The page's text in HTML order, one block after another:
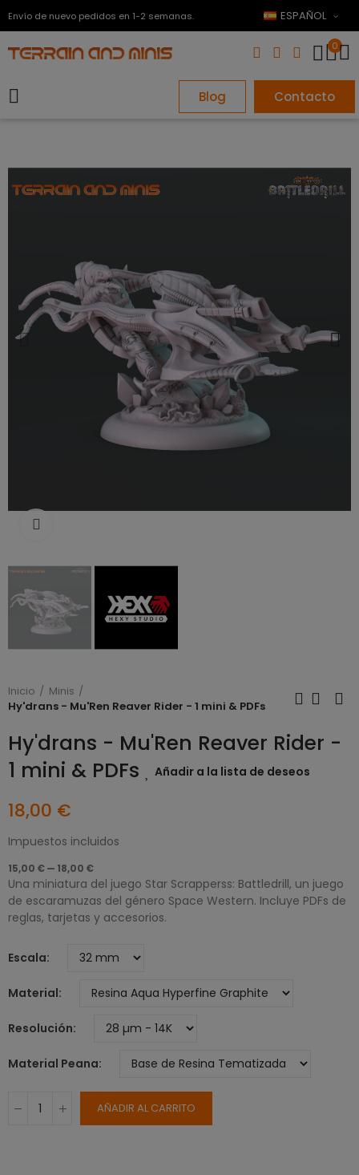
Envío de nuevo pedidos en 1-2 semanas. ESPAÑOL
0
Blog Contacto
Inicio
Minis
Hy'drans - Mu'Ren Reaver Rider - 1 mini & PDFs
Hy'drans - Mu'Ren Reaver Rider -
1 mini & PDFs
Añadir a la lista de deseos
18,00 €
Impuestos incluidos
15,00 € — 18,00 €
Una miniatura del juego Star Scrapperss: Battledrill, un juego
de escaramuzas del género Space Western. Incluye PDFs de
reglas, tarjetas y accesorios.
Escala
Material
Resolución
Material Peana
AÑADIR AL CARRITO